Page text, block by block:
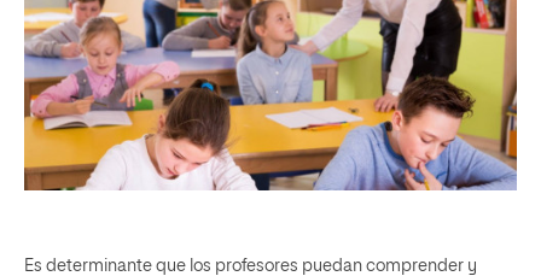
Es determinante que los profesores puedan comprender y